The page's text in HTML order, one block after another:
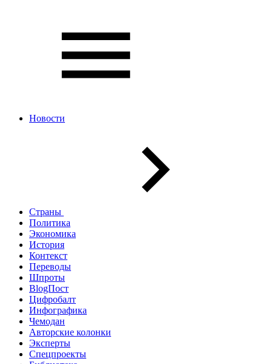
Новости
Страны
Политика
Экономика
История
Контекст
Переводы
Шпроты
BlogПост
Цифробалт
Инфографика
Чемодан
Авторские колонки
Эксперты
Спецпроекты